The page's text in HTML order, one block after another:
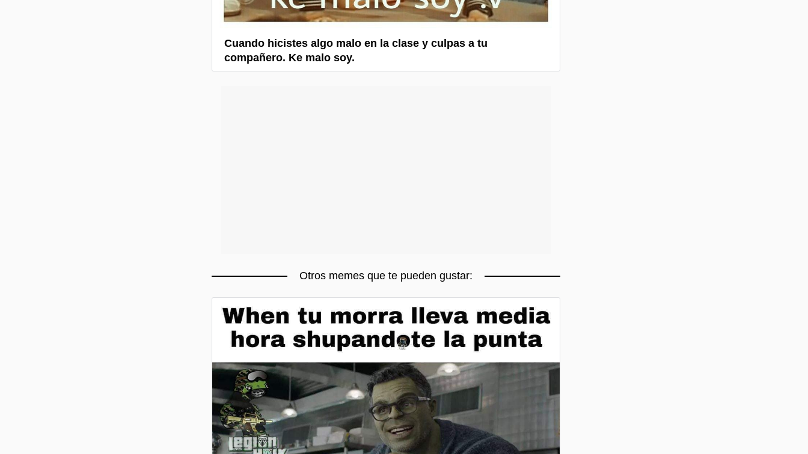
Cuando hicistes algo malo en la clase y culpas a tu
compañero. Ke malo soy.
Otros memes que te pueden gustar: